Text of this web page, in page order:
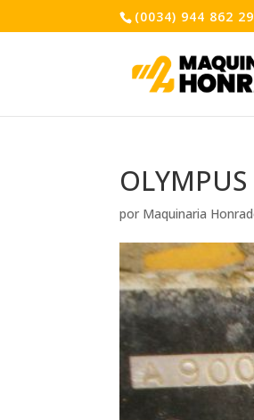
(0034) 944 862
por Maquinaria